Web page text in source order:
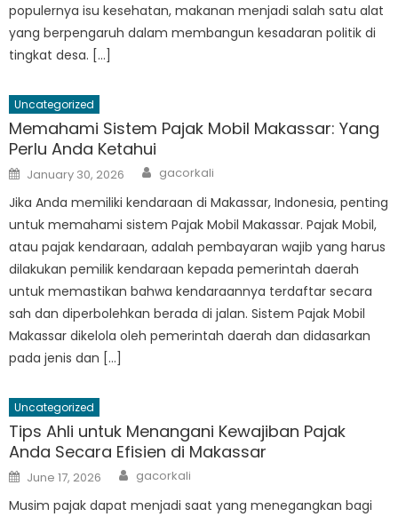
populernya isu kesehatan, makanan menjadi salah satu alat
yang berpengaruh dalam membangun kesadaran politik di
tingkat desa. […]
Uncategorized
Memahami Sistem Pajak Mobil Makassar: Yang
Perlu Anda Ketahui
Posted
on
January 30, 2026 Author
gacorkali
Jika Anda memiliki kendaraan di Makassar, Indonesia, penting
untuk memahami sistem Pajak Mobil Makassar. Pajak Mobil,
atau pajak kendaraan, adalah pembayaran wajib yang harus
dilakukan pemilik kendaraan kepada pemerintah daerah
untuk memastikan bahwa kendaraannya terdaftar secara
sah dan diperbolehkan berada di jalan. Sistem Pajak Mobil
Makassar dikelola oleh pemerintah daerah dan didasarkan
pada jenis dan […]
Uncategorized
Tips Ahli untuk Menangani Kewajiban Pajak
Anda Secara Efisien di Makassar
Posted
on
June 17, 2026 Author
gacorkali
Musim pajak dapat menjadi saat yang menegangkan bagi